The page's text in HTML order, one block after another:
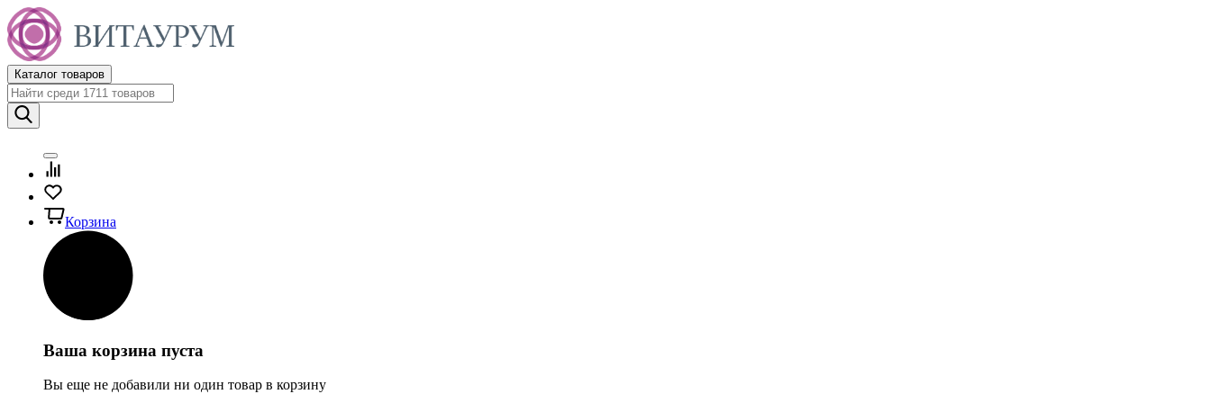
Каталог товаров
Корзина
Ваша корзина пуста
Вы еще не добавили ни один товар в корзину